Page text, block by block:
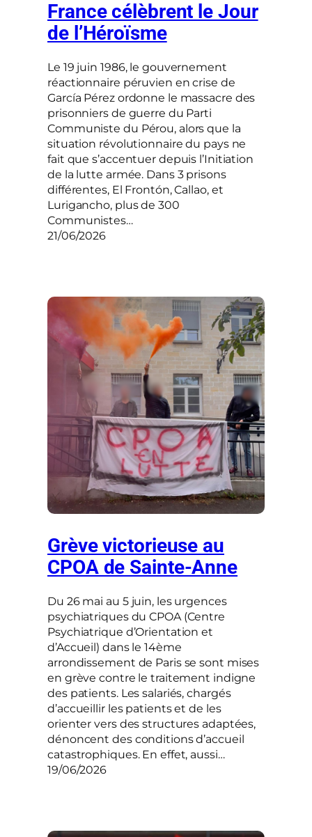
France célèbrent le Jour
de l’Héroïsme
Le 19 juin 1986, le gouvernement
réactionnaire péruvien en crise de
García Pérez ordonne le massacre des
prisonniers de guerre du Parti
Communiste du Pérou, alors que la
situation révolutionnaire du pays ne
fait que s’accentuer depuis l’Initiation
de la lutte armée. Dans 3 prisons
différentes, El Frontón, Callao, et
Lurigancho, plus de 300
Communistes…
21/06/2026
Grève victorieuse au
CPOA de Sainte-Anne
Du 26 mai au 5 juin, les urgences
psychiatriques du CPOA (Centre
Psychiatrique d’Orientation et
d’Accueil) dans le 14ème
arrondissement de Paris se sont mises
en grève contre le traitement indigne
des patients. Les salariés, chargés
d’accueillir les patients et de les
orienter vers des structures adaptées,
dénoncent des conditions d’accueil
catastrophiques. En effet, aussi…
19/06/2026